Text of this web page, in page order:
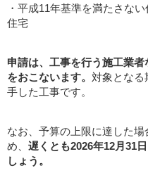
・平成11年基準を満たさな
住宅
申請は、工事を行う施工業
をおこないます。 対象となる
手した工事です。
なお、予算の上限に達した
め、 遅くとも2026年12月31
しょう。